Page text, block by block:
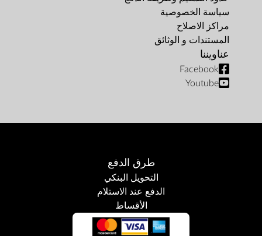
سياسة الخصوصية
مراكز الاصلاح
المستندات و الوثائق
عناويننا
Facebook
Youtube
طرق الدفع
التحويل البنكي
الدفع عند الاستلام
الأقساط